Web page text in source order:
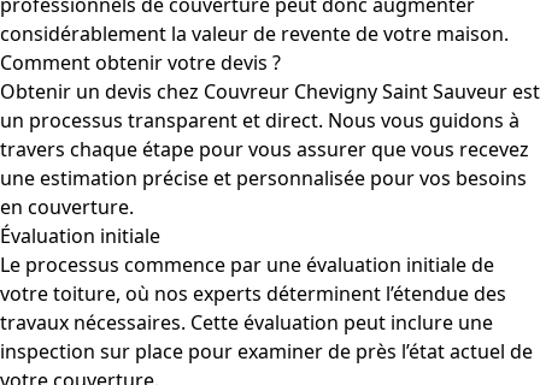
considérablement la valeur de revente de votre maison.
Comment obtenir votre devis ?
Obtenir un devis chez Couvreur Chevigny Saint Sauveur est
un processus transparent et direct. Nous vous guidons à
travers chaque étape pour vous assurer que vous recevez
une estimation précise et personnalisée pour vos besoins
en couverture.
Évaluation initiale
Le processus commence par une évaluation initiale de
votre toiture, où nos experts déterminent l’étendue des
travaux nécessaires. Cette évaluation peut inclure une
inspection sur place pour examiner de près l’état actuel de
votre couverture.